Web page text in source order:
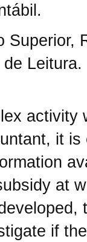
Superior,
Leitura.
activity
it
at
if